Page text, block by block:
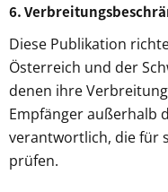
6.
Diese Publikation
Österreich und der
denen ihre
Empfänger außerhalb
verantwortlich, die für
prüfen.